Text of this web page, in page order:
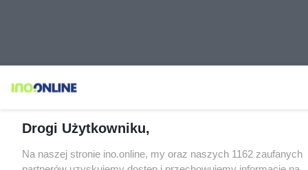
Drogi Użytkowniku,
Na naszej stronie ino.online, my oraz naszych 1162 zaufanych